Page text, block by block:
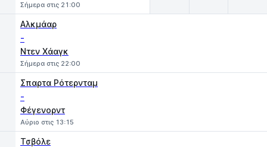
Σήμερα στις 21:00
Αλκμάαρ
-
Ντεν Χάαγκ
Σήμερα στις 22:00
Σπαρτα Ρότερνταμ
-
Φέγενορντ
Αύριο στις 13:15
Τσβόλε